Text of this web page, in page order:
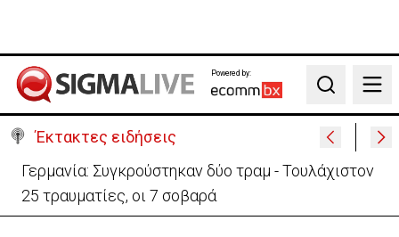
Powered by:
Search
Έκτακτες ειδήσεις
Αυτά είναι τα νέα Διοικητικά Συμβούλια των
Ημικρατικών Οργανισμών